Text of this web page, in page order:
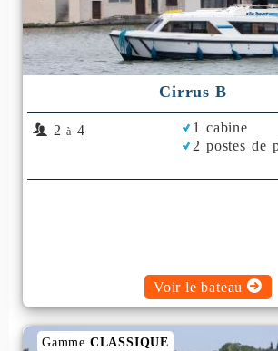
Cirrus B
2 à 4
1 cabine
2 postes de
Voir le bateau
Gamme CLASSIQUE